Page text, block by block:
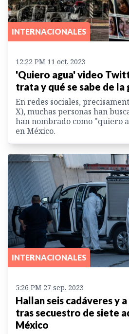
INTERNACIONALES
12:22 PM 11 oct. 2023
'Quiero agua' video
trata y qué se sabe de la
En redes sociales,
X), muchas personas han
han nombrado como "quiero
en México.
INTERNACIONALES
5:26 PM 27 sep. 2023
Hallan seis cadáveres y
tras secuestro de siete
México